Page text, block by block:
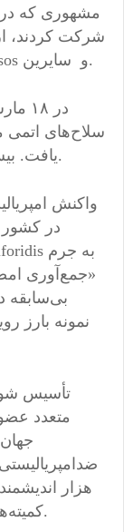
مشهوری که
شرکت کردند،
یونان، مانند Elli Alexios ،Giannis Ritsos و سایرین.
سلاح‌های
یافت. بیش از ۳۵۰ میلیون امضاء گردآوری شد.
واکنش
«جمع‌آوری
بی‌سابقه
نمونه بارز
تأسیس
متعدد
هزار
کمیته‌های صلح این شورا سازمان داده شدند.